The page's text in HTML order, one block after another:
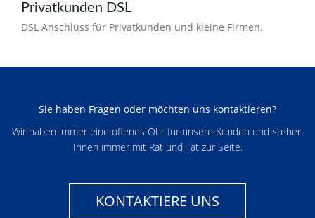
Privatkunden DSL
DSL Anschlüss für Privatkunden und kleine Firmen.
Sie haben Fragen oder möchten uns kontaktieren?
Wir haben immer eine offenes Ohr für unsere Kunden und stehen
Ihnen immer mit Rat und Tat zur Seite.
KONTAKTIERE UNS